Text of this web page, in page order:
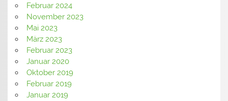
Februar 2024
November 2023
Mai 2023
März 2023
Februar 2023
Januar 2020
Oktober 2019
Februar 2019
Januar 2019